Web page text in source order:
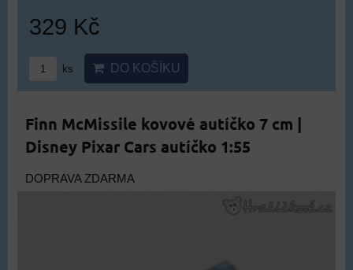
329 Kč
ks DO KOŠÍKU
Finn McMissile kovové autíčko 7 cm |
Disney Pixar Cars autíčko 1:55
DOPRAVA ZDARMA